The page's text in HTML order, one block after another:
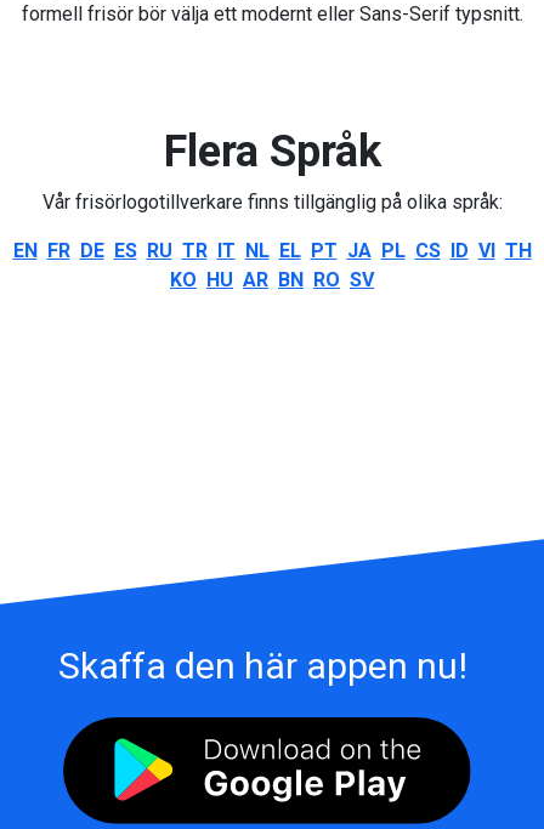
formell frisör bör välja ett modernt eller Sans-Serif typsnitt.
Flera Språk
Vår frisörlogotillverkare finns tillgänglig på olika språk:
EN FR DE ES RU TR IT NL EL PT JA PL CS ID VI TH
KO HU AR BN RO SV
Skaffa den här appen nu!